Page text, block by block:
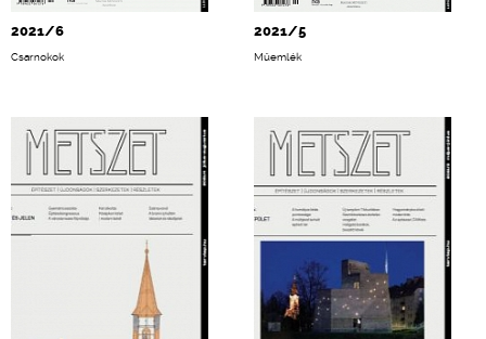
2021/6
Csarnokok
2021/5
Műemlék